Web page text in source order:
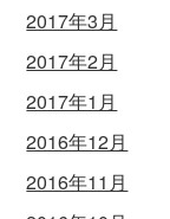
2017年3月
2017年2月
2017年1月
2016年12月
2016年11月